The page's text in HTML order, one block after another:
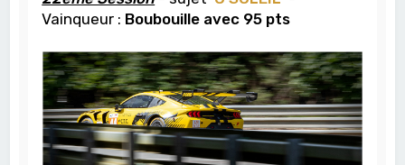
Vainqueur : Boubouille avec 95 pts